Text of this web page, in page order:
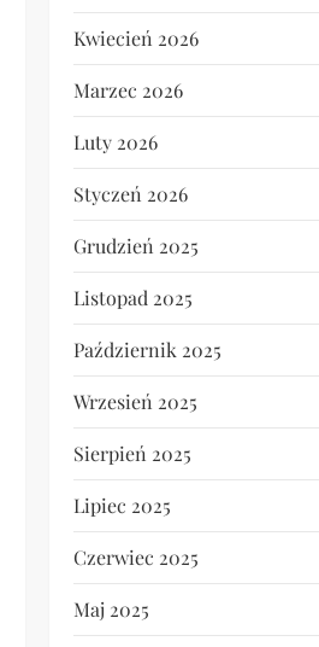
Kwiecień 2026
Marzec 2026
Luty 2026
Styczeń 2026
Grudzień 2025
Listopad 2025
Październik 2025
Wrzesień 2025
Sierpień 2025
Lipiec 2025
Czerwiec 2025
Maj 2025